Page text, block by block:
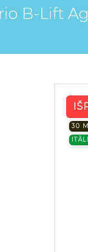
B-Lift
30